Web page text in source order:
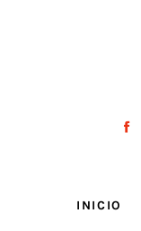
INICIO